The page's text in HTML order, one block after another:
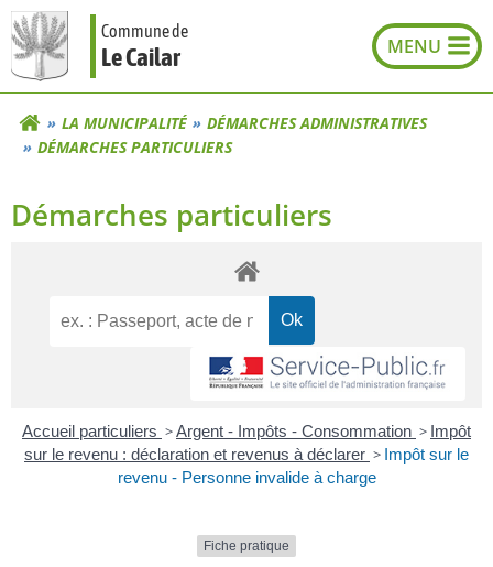
Aller
au
contenu
Commune de
Le Cailar
LA MUNICIPALITÉ
DÉMARCHES ADMINISTRATIVES
DÉMARCHES PARTICULIERS
Démarches particuliers
Accueil particuliers >Argent - Impôts - Consommation > Impôt
sur le revenu : déclaration et revenus à déclarer > Impôt sur le
revenu - Personne invalide à charge
Fiche pratique